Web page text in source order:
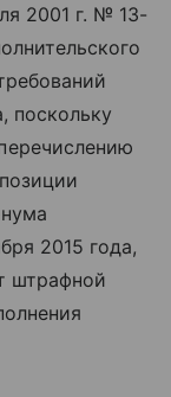
2001 г. № 13-
поскольку
2015 года,
штрафной